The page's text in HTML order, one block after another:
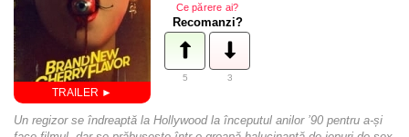
Ce părere ai?
Recomanzi?
5 3
Un regizor se îndreaptă la Hollywood la începutul anilor ’90 pentru a-și